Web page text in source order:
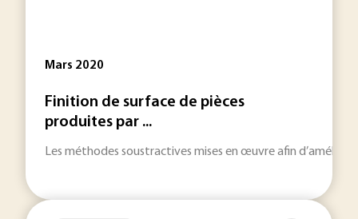
Mars 2020
Finition de surface de pièces
produites par ...
Les méthodes soustractives mises en œuvre afin